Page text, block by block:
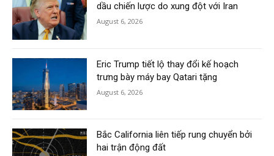
dầu chiến lược do xung đột với Iran
August 6, 2026
Eric Trump tiết lộ thay đổi kế hoạch
trưng bày máy bay Qatari tặng
August 6, 2026
Bắc California liên tiếp rung chuyển bởi
hai trận động đất